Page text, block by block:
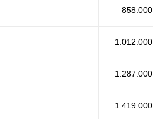
858.000
1.012.000
1.287.000
1.419.000